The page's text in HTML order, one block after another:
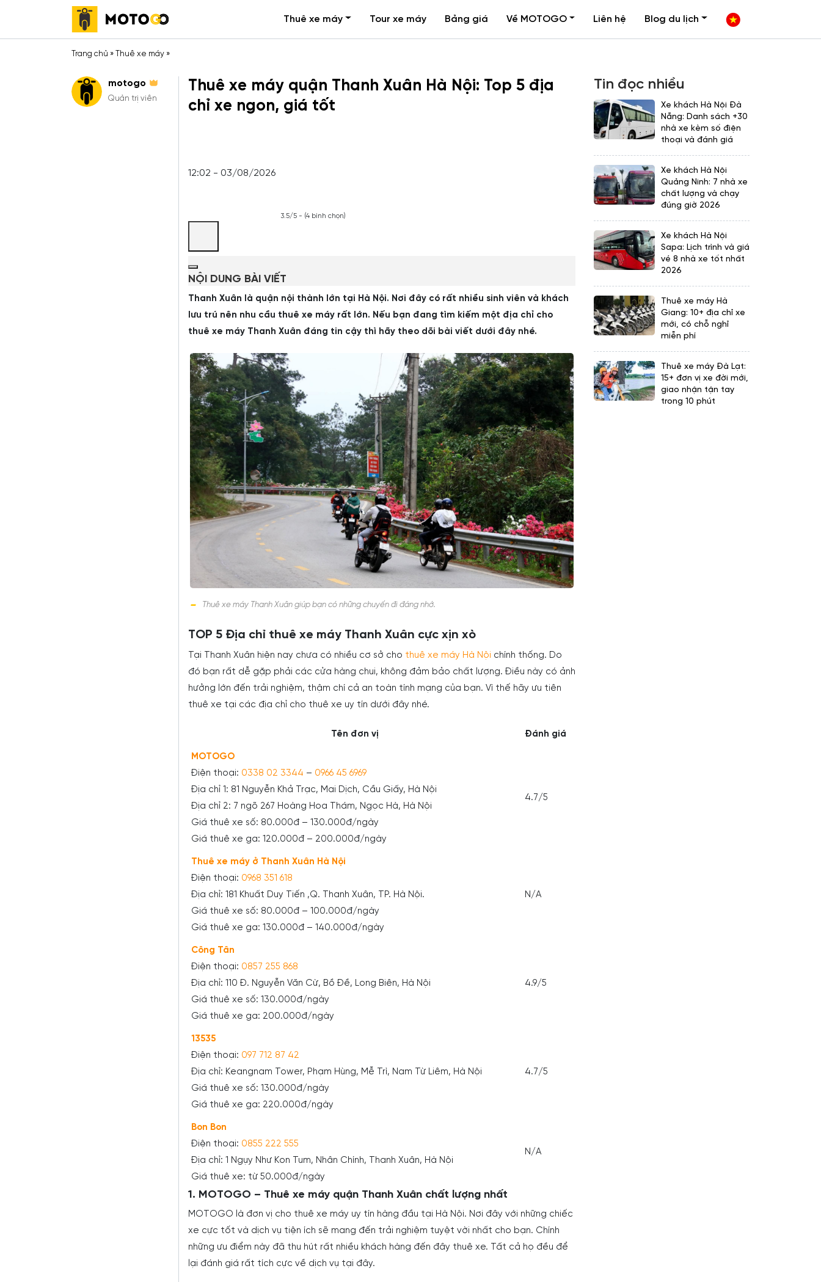
Thuê xe máy Tour xe máy Bảng giá Về MOTOGO Liên hệ Blog du lịch
Trang chủ » Thuê xe máy »
motogo
Quản trị viên
Thuê xe máy quận Thanh Xuân Hà Nội: Top 5 địa
chỉ xe ngon, giá tốt
12:02 - 03/08/2026
3.5/5 - (4 bình chọn)
NỘI DUNG BÀI VIẾT
Thanh Xuân là quận nội thành lớn tại Hà Nội. Nơi đây có rất nhiều sinh viên và khách
lưu trú nên nhu cầu thuê xe máy rất lớn. Nếu bạn đang tìm kiếm một địa chỉ cho
thuê xe máy Thanh Xuân đáng tin cậy thì hãy theo dõi bài viết dưới đây nhé.
Thuê xe máy Thanh Xuân giúp bạn có những chuyến đi đáng nhớ.
TOP 5 Địa chỉ thuê xe máy Thanh Xuân cực xịn xò
Tại Thanh Xuân hiện nay chưa có nhiều cơ sở cho thuê xe máy Hà Nội chính thống. Do
đó bạn rất dễ gặp phải các cửa hàng chui, không đảm bảo chất lượng. Điều này có ảnh
hưởng lớn đến trải nghiệm, thậm chí cả an toàn tính mạng của bạn. Vì thế hãy ưu tiên
thuê xe tại các địa chỉ cho thuê xe uy tín dưới đây nhé.
Tên đơn vị Đánh giá
MOTOGO
Điện thoại: 0338 02 3344 – 0966 45 6969
Địa chỉ 1: 81 Nguyễn Khả Trạc, Mai Dịch, Cầu Giấy, Hà Nội
Địa chỉ 2: 7 ngõ 267 Hoàng Hoa Thám, Ngọc Hà, Hà Nội
Giá thuê xe số: 80.000đ – 130.000đ/ngày
Giá thuê xe ga: 120.000đ – 200.000đ/ngày
4.7/5
Thuê xe máy ở Thanh Xuân Hà Nội
Điện thoại: 0968 351 618
Địa chỉ: 181 Khuất Duy Tiến ,Q. Thanh Xuân, TP. Hà Nội.
Giá thuê xe số: 80.000đ – 100.000đ/ngày
Giá thuê xe ga: 130.000đ – 140.000đ/ngày
N/A
Công Tân
Điện thoại: 0857 255 868
Địa chỉ: 110 Đ. Nguyễn Văn Cừ, Bồ Đề, Long Biên, Hà Nội
Giá thuê xe số: 130.000đ/ngày
Giá thuê xe ga: 200.000đ/ngày
4.9/5
13535
Điện thoại: 097 712 87 42
Địa chỉ: Keangnam Tower, Phạm Hùng, Mễ Trì, Nam Từ Liêm, Hà Nội
Giá thuê xe số: 130.000đ/ngày
Giá thuê xe ga: 220.000đ/ngày
4.7/5
Bon Bon
Điện thoại: 0855 222 555
Địa chỉ: 1 Ngụy Như Kon Tum, Nhân Chính, Thanh Xuân, Hà Nội
Giá thuê xe: từ 50.000đ/ngày
N/A
1. MOTOGO – Thuê xe máy quận Thanh Xuân chất lượng nhất
MOTOGO là đơn vị cho thuê xe máy uy tín hàng đầu tại Hà Nội. Nơi đây với những chiếc
xe cực tốt và dịch vụ tiện ích sẽ mang đến trải nghiệm tuyệt vời nhất cho bạn. Chính
những ưu điểm này đã thu hút rất nhiều khách hàng đến đây thuê xe. Tất cả họ đều để
lại đánh giá rất tích cực về dịch vụ tại đây.
Tin đọc nhiều
Xe khách Hà Nội Đà
Nẵng: Danh sách +30
nhà xe kèm số điện
thoại và đánh giá
Xe khách Hà Nội
Quảng Ninh: 7 nhà xe
chất lượng và chạy
đúng giờ 2026
Xe khách Hà Nội
Sapa: Lịch trình và giá
vé 8 nhà xe tốt nhất
2026
Thuê xe máy Hà
Giang: 10+ địa chỉ xe
mới, có chỗ nghỉ
miễn phí
Thuê xe máy Đà Lạt:
15+ đơn vị xe đời mới,
giao nhận tận tay
trong 10 phút